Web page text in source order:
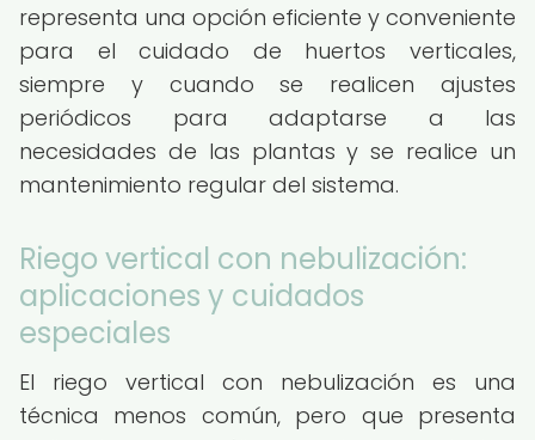
representa una opción eficiente y conveniente
para el cuidado de huertos verticales,
siempre y cuando se realicen ajustes
periódicos para adaptarse a las
necesidades de las plantas y se realice un
mantenimiento regular del sistema.
Riego vertical con nebulización:
aplicaciones y cuidados
especiales
El riego vertical con nebulización es una
técnica menos común, pero que presenta